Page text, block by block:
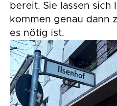
bereit. Sie lassen
kommen genau dann
es nötig ist.